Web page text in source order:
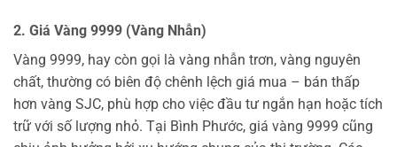
2. Giá Vàng 9999 (Vàng Nhẫn)
Vàng 9999, hay còn gọi là vàng nhẫn trơn, vàng nguyên
chất, thường có biên độ chênh lệch giá mua – bán thấp
hơn vàng SJC, phù hợp cho việc đầu tư ngắn hạn hoặc tích
trữ với số lượng nhỏ. Tại Bình Phước, giá vàng 9999 cũng